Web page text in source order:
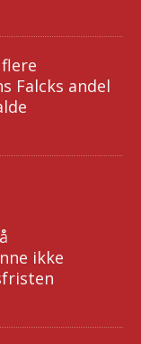
Falcks andel
ikke